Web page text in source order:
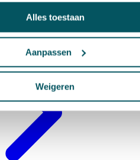
Alles toestaan
Aanpassen
Weigeren